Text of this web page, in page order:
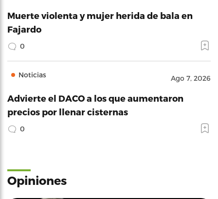
Muerte violenta y mujer herida de bala en
Fajardo
0
Noticias Ago 7, 2026
Advierte el DACO a los que aumentaron
precios por llenar cisternas
0
Opiniones